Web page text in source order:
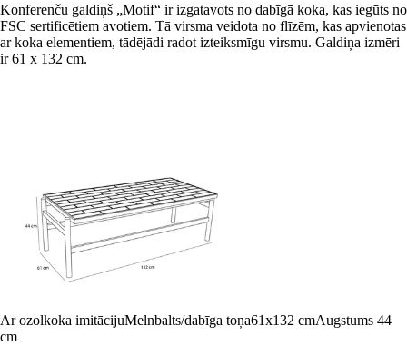
Konferenču galdiņš „Motif“ ir izgatavots no dabīgā koka, kas iegūts no
FSC sertificētiem avotiem. Tā virsma veidota no flīzēm, kas apvienotas
ar koka elementiem, tādējādi radot izteiksmīgu virsmu. Galdiņa izmēri
ir 61 x 132 cm.
Ar ozolkoka imitācijuMelnbalts/dabīga toņa61x132 cmAugstums 44
cm